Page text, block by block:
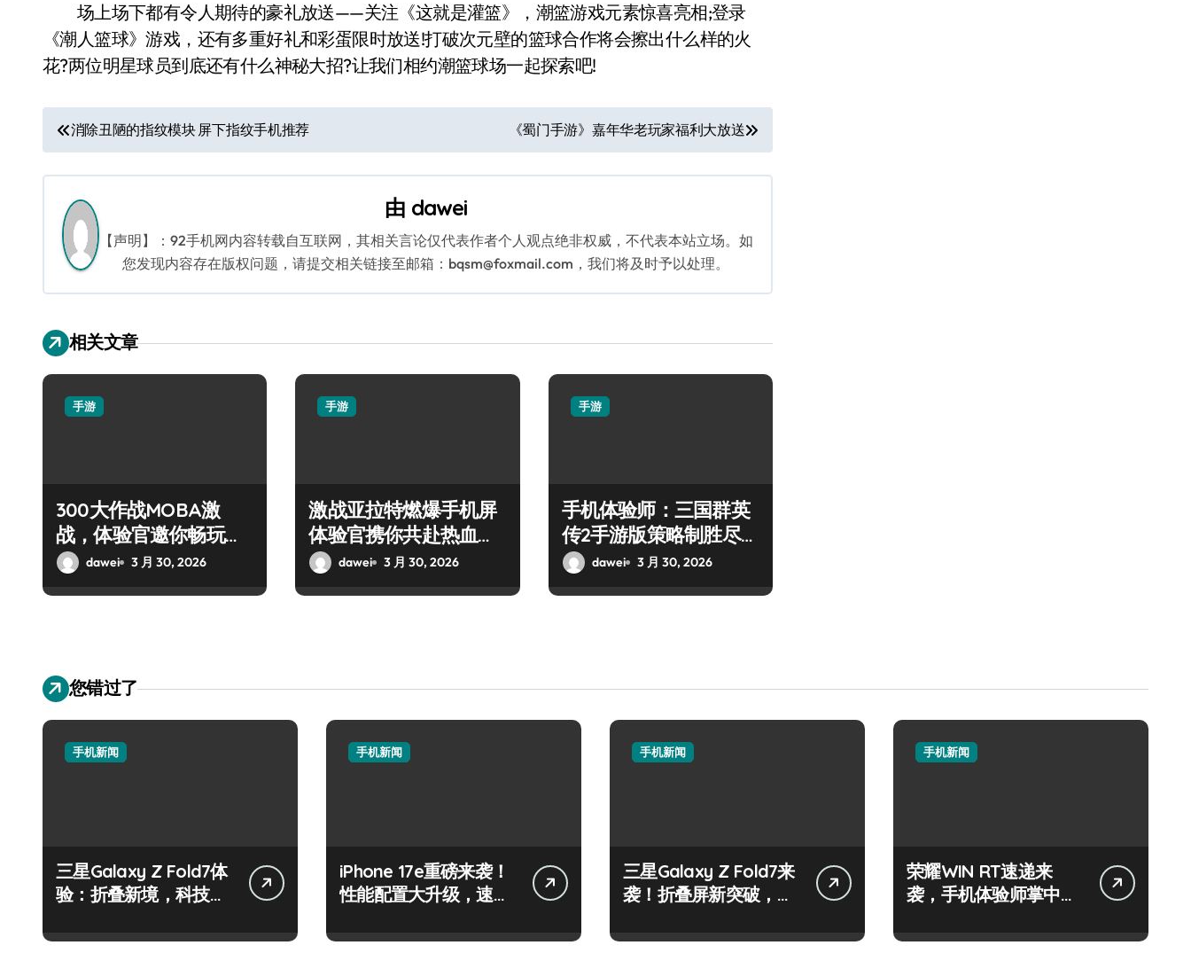
场上场下都有令人期待的豪礼放送——关注《这就是灌篮》，潮篮游戏元素惊喜亮相;登录
《潮人篮球》游戏，还有多重好礼和彩蛋限时放送!打破次元壁的篮球合作将会擦出什么样的火
花?两位明星球员到底还有什么神秘大招?让我们相约潮篮球场一起探索吧!
文
章
导
航
消除丑陋的指纹模块 屏下指纹手机推荐 《蜀门手游》嘉年华老玩家福利大放送
由 dawei
【声明】：92手机网内容转载自互联网，其相关言论仅代表作者个人观点绝非权威，不代表本站立场。如
您发现内容存在版权问题，请提交相关链接至邮箱：bqsm@foxmail.com，我们将及时予以处理。
相关文章
手游
300大作战MOBA激
战，体验官邀你畅玩盛
宴！dawei 3 月 30, 2026
手游
激战亚拉特燃爆手机屏
体验官携你共赴热血枪
战盛宴
dawei 3 月 30, 2026
手游
手机体验师：三国群英
传2手游版策略制胜尽享
乱世争霸
dawei 3 月 30, 2026
您错过了
手机新闻
三星Galaxy Z Fold7体
验：折叠新境，科技魅
手机新闻
iPhone 17e重磅来袭！
性能配置大升级，速来
手机新闻
三星Galaxy Z Fold7来
袭！折叠屏新突破，体
手机新闻
荣耀WIN RT速递来
袭，手机体验师掌中畅